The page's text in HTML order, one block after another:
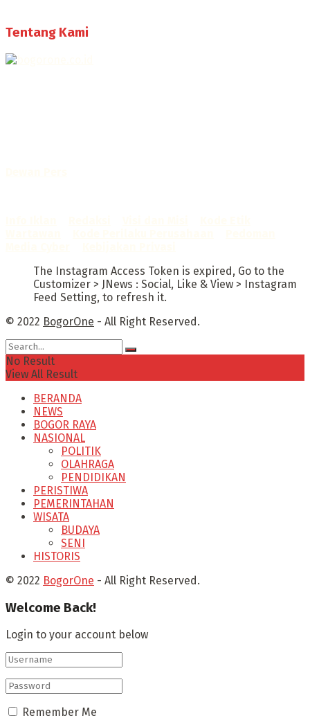
Tentang Kami
The Instagram Access Token is expired, Go to the
Customizer > JNews : Social, Like & View > Instagram
Feed Setting, to refresh it.
© 2022 BogorOne - All Right Reserved.
No Result
View All Result
BERANDA
NEWS
BOGOR RAYA
NASIONAL
POLITIK
OLAHRAGA
PENDIDIKAN
PERISTIWA
PEMERINTAHAN
WISATA
BUDAYA
SENI
HISTORIS
© 2022 BogorOne - All Right Reserved.
Welcome Back!
Login to your account below
Remember Me